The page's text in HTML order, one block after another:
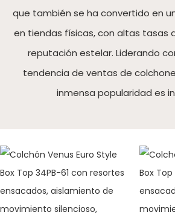
que también se ha convertido en
en tiendas físicas, con altas tasas
reputación estelar. Liderando
tendencia de ventas de
inmensa popularidad es